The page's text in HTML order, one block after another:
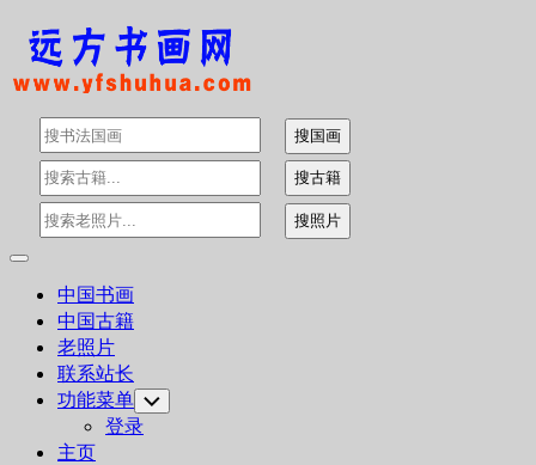
Skip
content
Expand
中国书画
中国古籍
老照片
联系站长
功能菜单 Toggle
Child
Menu
登录
主页